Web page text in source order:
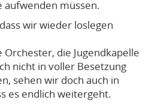
aufwenden müssen.
wir wieder loslegen
die Jugendkapelle
nicht in voller Besetzung
sehen wir doch auch in
es endlich weitergeht.